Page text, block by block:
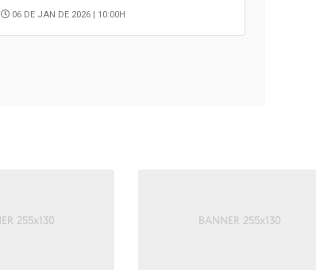
06 DE JAN DE 2026 | 10:00H